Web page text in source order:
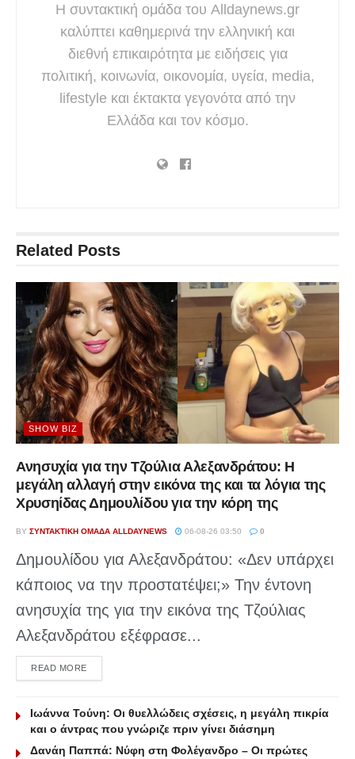
Η συντακτική ομάδα του Alldaynews.gr
καλύπτει καθημερινά την ελληνική και
διεθνή επικαιρότητα με ειδήσεις για
πολιτική, κοινωνία, οικονομία, υγεία, media,
lifestyle και έκτακτα γεγονότα από την
Ελλάδα και τον κόσμο.
Related Posts
SHOW BIZ
Ανησυχία για την Τζούλια Αλεξανδράτου: Η
μεγάλη αλλαγή στην εικόνα της και τα λόγια της
Χρυσηίδας Δημουλίδου για την κόρη της
BY ΣΥΝΤΑΚΤΙΚΉ ΟΜΆΔΑ ALLDAYNEWS 06-08-26 03:50 0
Δημουλίδου για Αλεξανδράτου: «Δεν υπάρχει
κάποιος να την προστατέψει;» Την έντονη
ανησυχία της για την εικόνα της Τζούλιας
Αλεξανδράτου εξέφρασε...
READ MOREDETAILS
Ιωάννα Τούνη: Οι θυελλώδεις σχέσεις, η μεγάλη πικρία
και ο άντρας που γνώριζε πριν γίνει διάσημη
Δανάη Παππά: Νύφη στη Φολέγανδρο – Οι πρώτες